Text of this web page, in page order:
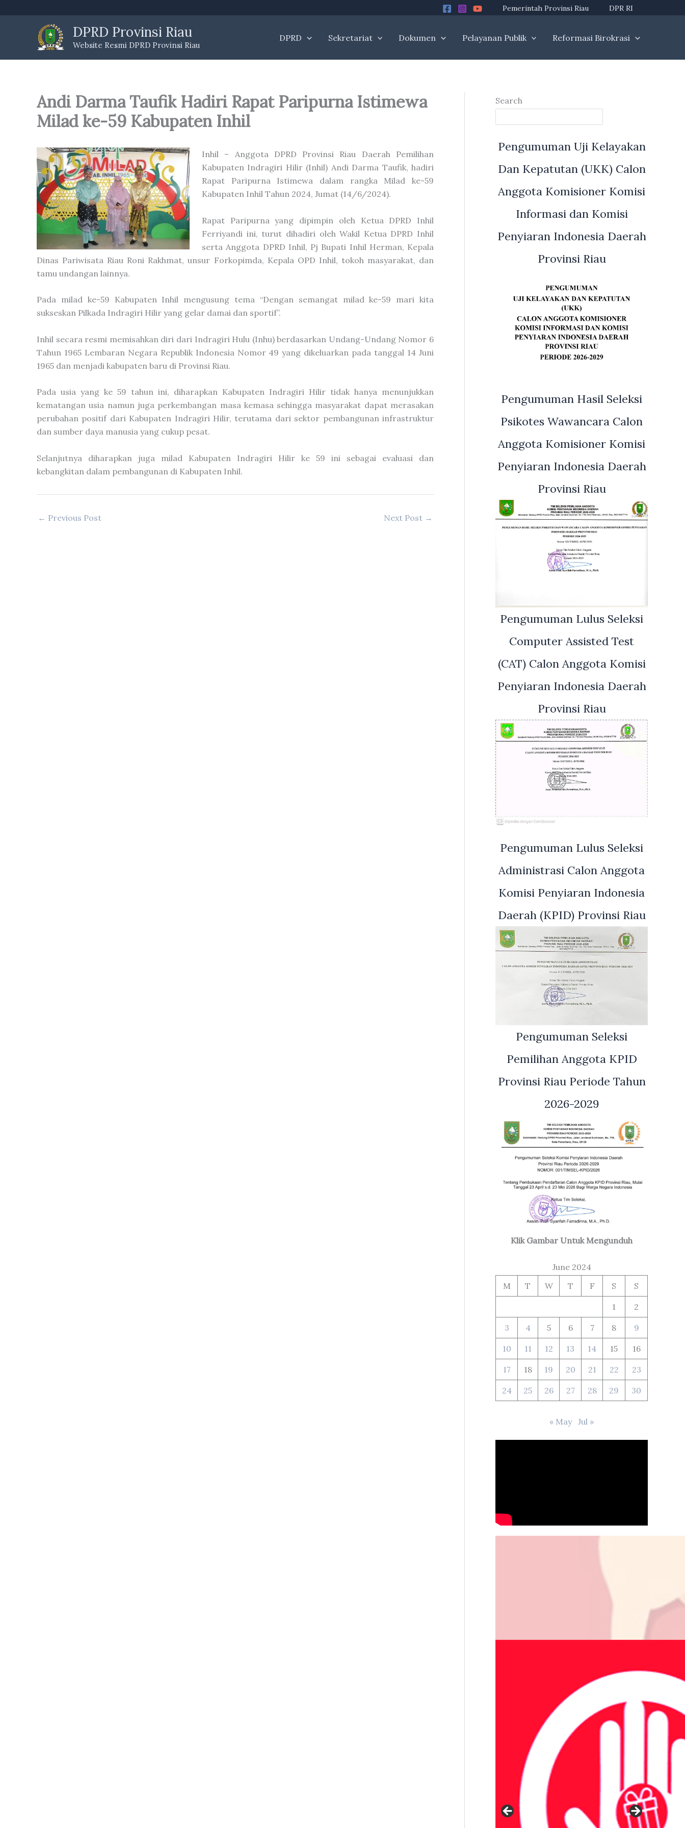
Pemerintah Provinsi Riau DPR RI
DPRD Provinsi Riau
Website Resmi DPRD Provinsi Riau
DPRD Sekretariat Dokumen Pelayanan Publik Reformasi Birokrasi
Andi Darma Taufik Hadiri Rapat Paripurna Istimewa
Milad ke-59 Kabupaten Inhil
Inhil – Anggota DPRD Provinsi Riau Daerah Pemilihan
Kabupaten Indragiri Hilir (Inhil) Andi Darma Taufik, hadiri
Rapat Paripurna Istimewa dalam rangka Milad ke-59
Kabupaten Inhil Tahun 2024, Jumat (14/6/2024).
Rapat Paripurna yang dipimpin oleh Ketua DPRD Inhil
Ferriyandi ini, turut dihadiri oleh Wakil Ketua DPRD Inhil
serta Anggota DPRD Inhil, Pj Bupati Inhil Herman, Kepala
Dinas Pariwisata Riau Roni Rakhmat, unsur Forkopimda, Kepala OPD Inhil, tokoh masyarakat, dan
tamu undangan lainnya.
Pada milad ke-59 Kabupaten Inhil mengusung tema “Dengan semangat milad ke-59 mari kita
sukseskan Pilkada Indragiri Hilir yang gelar damai dan sportif”.
Inhil secara resmi memisahkan diri dari Indragiri Hulu (Inhu) berdasarkan Undang-Undang Nomor 6
Tahun 1965 Lembaran Negara Republik Indonesia Nomor 49 yang dikeluarkan pada tanggal 14 Juni
1965 dan menjadi kabupaten baru di Provinsi Riau.
Pada usia yang ke 59 tahun ini, diharapkan Kabupaten Indragiri Hilir tidak hanya menunjukkan
kematangan usia namun juga perkembangan masa kemasa sehingga masyarakat dapat merasakan
perubahan positif dari Kabupaten Indragiri Hilir, terutama dari sektor pembangunan infrastruktur
dan sumber daya manusia yang cukup pesat.
Selanjutnya diharapkan juga milad Kabupaten Indragiri Hilir ke 59 ini sebagai evaluasi dan
kebangkitan dalam pembangunan di Kabupaten Inhil.
← Previous Post Next Post →
Search
Pengumuman Uji Kelayakan
Dan Kepatutan (UKK) Calon
Anggota Komisioner Komisi
Informasi dan Komisi
Penyiaran Indonesia Daerah
Provinsi Riau
Pengumuman Hasil Seleksi
Psikotes Wawancara Calon
Anggota Komisioner Komisi
Penyiaran Indonesia Daerah
Provinsi Riau
Pengumuman Lulus Seleksi
Computer Assisted Test
(CAT) Calon Anggota Komisi
Penyiaran Indonesia Daerah
Provinsi Riau
Pengumuman Lulus Seleksi
Administrasi Calon Anggota
Komisi Penyiaran Indonesia
Daerah (KPID) Provinsi Riau
Pengumuman Seleksi
Pemilihan Anggota KPID
Provinsi Riau Periode Tahun
2026-2029
Klik Gambar Untuk Mengunduh
June 2024
M
T W T F S S
1 2
3 4 5 6 7 8 9
10 11 12 13 14 15 16
17 18 19 20 21 22 23
24 25 26 27 28 29 30
« May Jul »